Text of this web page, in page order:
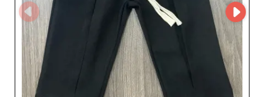
imprescindibili della moda bambino e goditi una
relazione commerciale solida e serena. Non perdere
l'opportunità di collaborare con un grossista di fama,
capace di rafforzare la tua offerta e aumentare la
soddisfazione dei clienti grazie a prodotti di alta qualità e
a un servizio impeccabile.